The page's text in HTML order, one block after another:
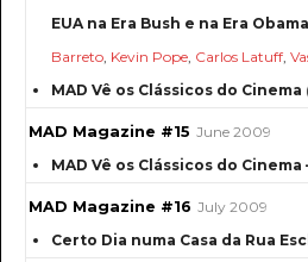
EUA na Era Bush e na Era
Barreto, Kevin Pope, Carlos Latuff,
MAD Vê os Clássicos do Cinema
MAD Magazine #15 June 2009
MAD Vê os Clássicos do Cinema
MAD Magazine #16 July 2009
Certo Dia numa Casa da Rua